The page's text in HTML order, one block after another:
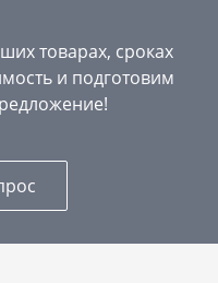
товарах, сроках
и подготовим